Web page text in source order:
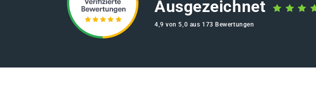
Ausgezeichnet
4,9 von 5,0 aus 173 Bewertungen